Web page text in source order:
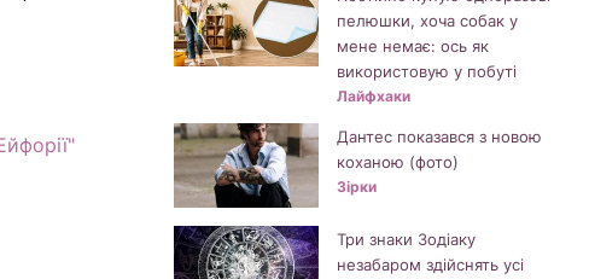
пелюшки, хоча собак у
мене немає: ось як
використовую у побуті
Лайфхаки
Дантес показався з новою
коханою (фото)
Зірки
Три знаки Зодіаку
незабаром здійснять усі